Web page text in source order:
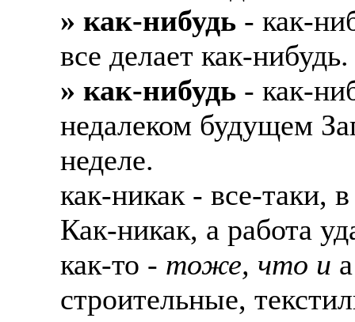
» как-нибудь - как-
все делает как-нибудь.
» как-нибудь - как-
недалеком будущем
неделе.
как-никак - все-таки,
Как-никак, а работа
как-то - тоже, что и
строительные,